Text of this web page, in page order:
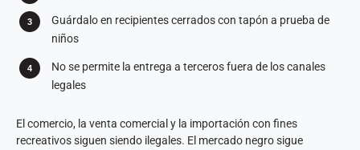
Guárdalo en recipientes cerrados con tapón a prueba de
niños
No se permite la entrega a terceros fuera de los canales
legales
El comercio, la venta comercial y la importación con fines
recreativos siguen siendo ilegales. El mercado negro sigue